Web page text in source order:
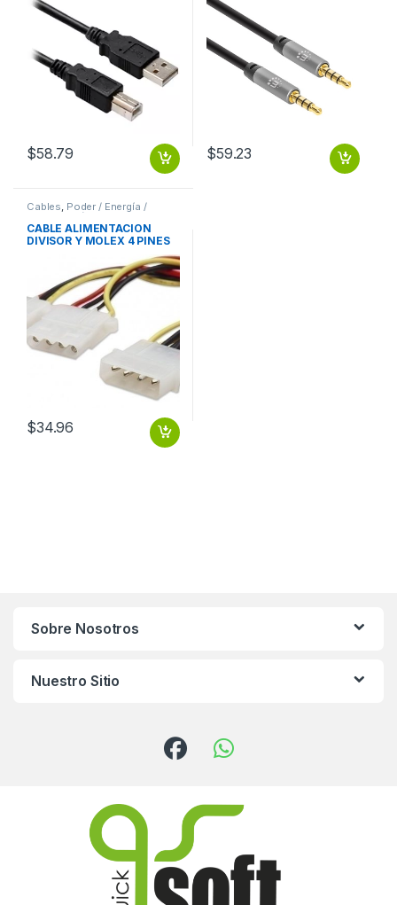
$58.79 $59.23
Cables Poder / Energía /
Alimentación
CABLE ALIMENTACION
DIVISOR Y MOLEX 4 PINES
A DUAL MOLEX HEMBRA
MOLEX 4 PINES A DUAL
MOLEX HEMBRA
$34.96
Sobre Nosotros
Nuestro Sitio